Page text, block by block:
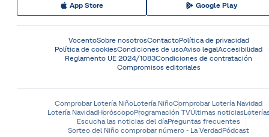
App Store Google Play
VocentoSobre nosotrosContactoPolítica de privacidad
Política de cookiesCondiciones de usoAviso legalAccesibilidad
Reglamento UE 2024/1083Condiciones de contratación
Compromisos editoriales
Comprobar Lotería NiñoLotería NiñoComprobar Lotería Navidad
Lotería NavidadHoróscopoProgramación TVÚltimas noticias
Escucha las noticias del díaPreguntas frecuentes
Sorteo del Niño comprobar número - La VerdadPódcast